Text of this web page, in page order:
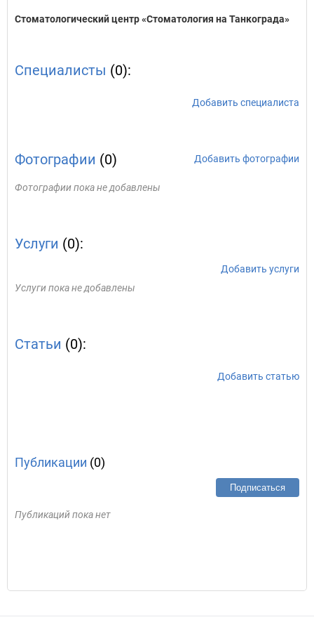
Стоматологический центр «Стоматология на Танкограда»
Специалисты (0):
Добавить специалиста
Фотографии (0) Добавить фотографии
Фотографии пока не добавлены
Услуги (0):
Добавить услуги
Услуги пока не добавлены
Статьи (0):
Добавить статью
Публикации (0)
Подписаться
Публикаций пока нет